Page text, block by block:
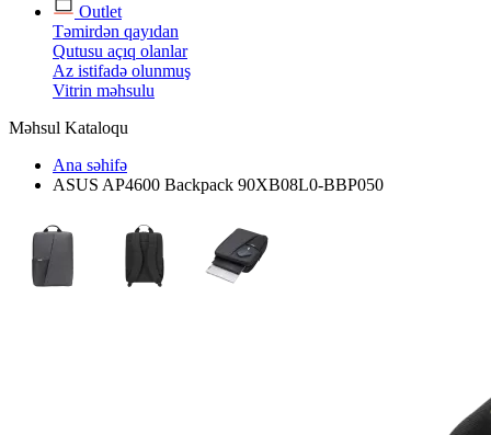
Outlet
Təmirdən qayıdan
Qutusu açıq olanlar
Az istifadə olunmuş
Vitrin məhsulu
Məhsul Kataloqu
Ana səhifə
ASUS AP4600 Backpack 90XB08L0-BBP050